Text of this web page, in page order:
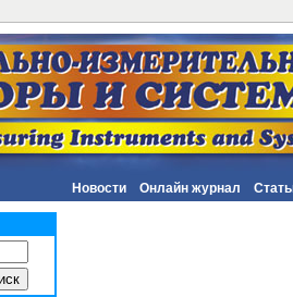
Новости Онлайн журнал